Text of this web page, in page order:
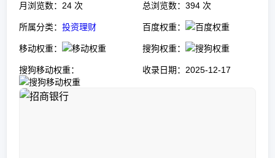
月浏览数：24 次 总浏览数：394 次
所属分类： 投资理财 百度权重：
移动权重： 搜狗权重：
搜狗移动权重： 收录日期：2025-12-17